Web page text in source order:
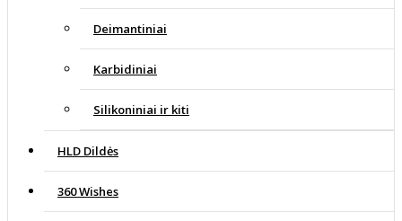
Deimantiniai
Karbidiniai
Silikoniniai ir kiti
HLD Dildės
360 Wishes